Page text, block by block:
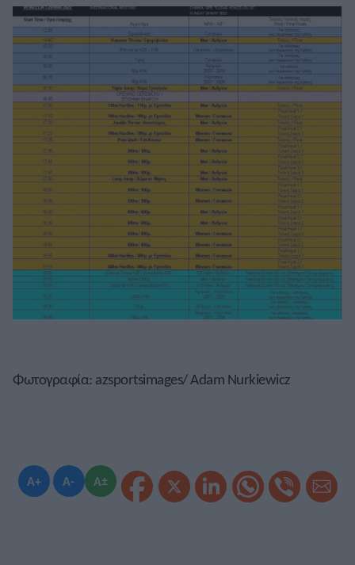
A+ A- A±
Φωτογραφία: azsportsimages/ Adam Nurkiewicz